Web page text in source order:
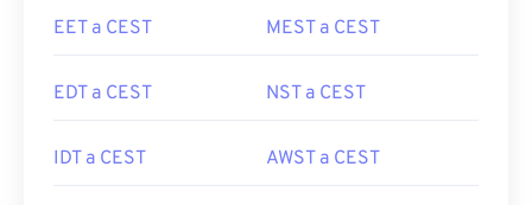
EET a CEST MEST a CEST
EDT a CEST NST a CEST
IDT a CEST AWST a CEST